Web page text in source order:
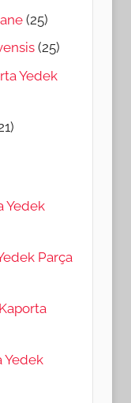
(25)
(25)
Yedek
Yedek
Parça
Yedek